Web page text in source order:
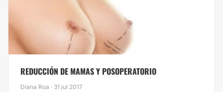
REDUCCIÓN DE MAMAS Y POSOPERATORIO
Diana Roa · 31 jul 2017